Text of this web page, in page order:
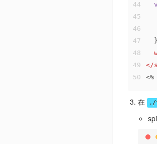
44
45
46
47
48
49
50
  }
</
在 ./